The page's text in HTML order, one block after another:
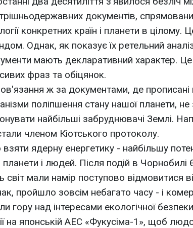
документів,
конкретних країн і планети в цілому.
Однак, як показує їх ретельний
мають декларативний характер. Це
фраз та обіцянок.
ж за документами, де прописані
поліпшення стану нашої планети,
найбільші забруднювачі Землі.
членом Кіотського протоколу.
ядерну енергетику - найбільшу
планети і людей. Після подій в
світ мали намір поступово відмовитися
пройшло зовсім небагато часу - і
гору над інтересами екологічної
на японській АЕС «Фукусіма-1», щоб